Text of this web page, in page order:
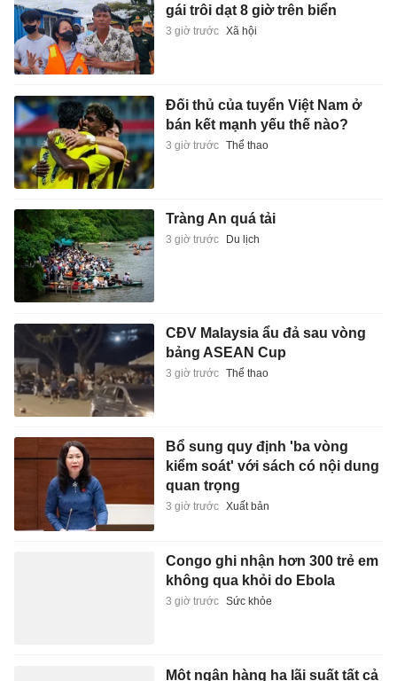
gái trôi dạt 8 giờ trên biển
3 giờ trước Xã hội
Đối thủ của tuyển Việt Nam ở
bán kết mạnh yếu thế nào?
3 giờ trước Thể thao
Tràng An quá tải
3 giờ trước Du lịch
CĐV Malaysia ẩu đả sau vòng
bảng ASEAN Cup
3 giờ trước Thể thao
Bổ sung quy định 'ba vòng
kiểm soát' với sách có nội dung
quan trọng
3 giờ trước Xuất bản
Congo ghi nhận hơn 300 trẻ em
không qua khỏi do Ebola
3 giờ trước Sức khỏe
Một ngân hàng hạ lãi suất tất cả